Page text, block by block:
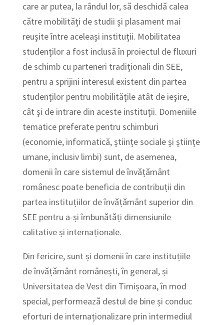
care ar putea, la rândul lor, să deschidă calea
către mobilități de studii și plasament mai
reușite între aceleași instituții. Mobilitatea
studenților a fost inclusă în proiectul de fluxuri
de schimb cu parteneri tradiționali din SEE,
pentru a sprijini interesul existent din partea
studenților pentru mobilitățile atât de ieșire,
cât și de intrare din aceste instituții. Domeniile
tematice preferate pentru schimburi
(economie, informatică, științe sociale și științe
umane, inclusiv limbi) sunt, de asemenea,
domenii în care sistemul de învățământ
românesc poate beneficia de contribuții din
partea instituțiilor de învățământ superior din
SEE pentru a-și îmbunătăți dimensiunile
calitative și internaționale.
Din fericire, sunt și domenii în care instituțiile
de învățământ românești, în general, și
Universitatea de Vest din Timișoara, în mod
special, performează destul de bine și conduc
eforturi de internaționalizare prin intermediul